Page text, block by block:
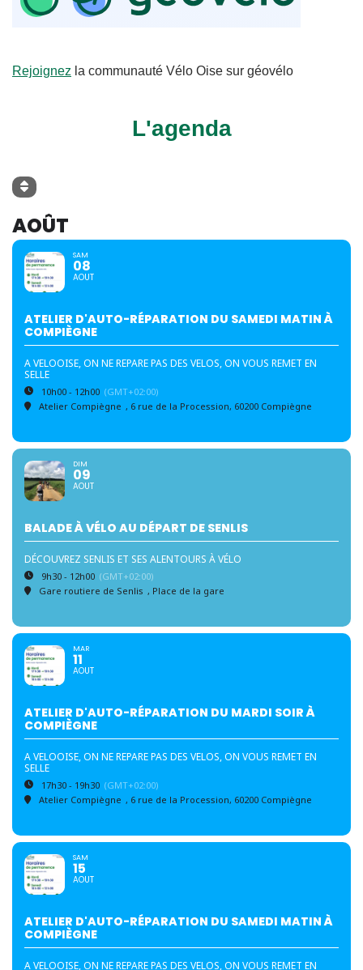
Rejoignez la communauté Vélo Oise sur géovélo
L'agenda
AOÛT
SAM
08
AOUT
ATELIER D'AUTO-RÉPARATION DU SAMEDI MATIN À
COMPIÈGNE
A VELOOISE, ON NE REPARE PAS DES VELOS, ON VOUS REMET EN
SELLE
10h00 - 12h00 (GMT+02:00)
Atelier Compiègne , 6 rue de la Procession, 60200 Compiègne
DIM
09
AOUT
BALADE À VÉLO AU DÉPART DE SENLIS
DÉCOUVREZ SENLIS ET SES ALENTOURS À VÉLO
9h30 - 12h00 (GMT+02:00)
Gare routiere de Senlis , Place de la gare
MAR
11
AOUT
ATELIER D'AUTO-RÉPARATION DU MARDI SOIR À
COMPIÈGNE
A VELOOISE, ON NE REPARE PAS DES VELOS, ON VOUS REMET EN
SELLE
17h30 - 19h30 (GMT+02:00)
Atelier Compiègne , 6 rue de la Procession, 60200 Compiègne
SAM
15
AOUT
ATELIER D'AUTO-RÉPARATION DU SAMEDI MATIN À
COMPIÈGNE
A VELOOISE, ON NE REPARE PAS DES VELOS, ON VOUS REMET EN